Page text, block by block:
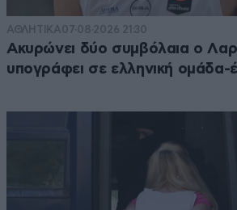
ΑΘΛΗΤΙΚΑ07·08·2026 21:30
Ακυρώνει δύο συμβόλαια ο
υπογράφει σε ελληνική ομάδα-